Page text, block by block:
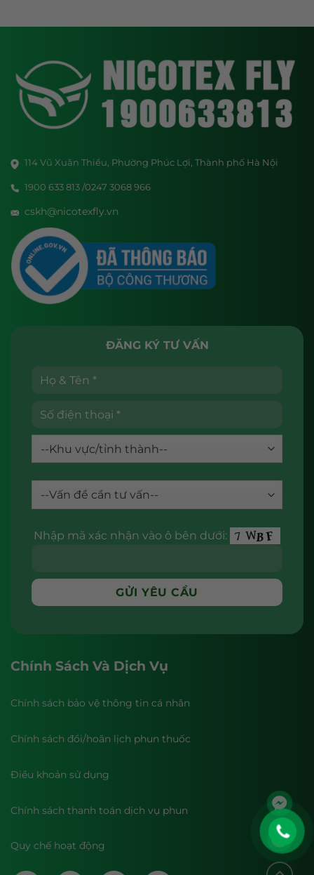
114 Vũ Xuân Thiều, Phường Phúc Lợi, Thành phố Hà Nội
1900 633 813 /0247 3068 966
cskh@nicotexfly.vn
ĐĂNG KÝ TƯ VẤN
Nhập mã xác nhận vào ô bên dưới:
Chính Sách Và Dịch Vụ
Chính sách bảo vệ thông tin cá nhân
Chính sách đổi/hoãn lịch phun thuốc
Điều khoản sử dụng
Chính sách thanh toán dịch vụ phun
Quy chế hoạt động